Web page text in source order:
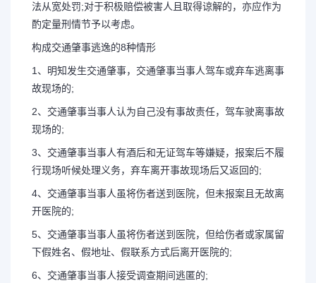
法从宽处罚;对于积极赔偿被害人且取得谅解的，亦应作为
酌定量刑情节予以考虑。
构成交通肇事逃逸的8种情形
1、明知发生交通肇事，交通肇事当事人驾车或弃车逃离事
故现场的;
2、交通肇事当事人认为自己没有事故责任，驾车驶离事故
现场的;
3、交通肇事当事人有酒后和无证驾车等嫌疑，报案后不履
行现场听候处理义务，弃车离开事故现场后又返回的;
4、交通肇事当事人虽将伤者送到医院，但未报案且无故离
开医院的;
5、交通肇事当事人虽将伤者送到医院，但给伤者或家属留
下假姓名、假地址、假联系方式后离开医院的;
6、交通肇事当事人接受调查期间逃匿的;